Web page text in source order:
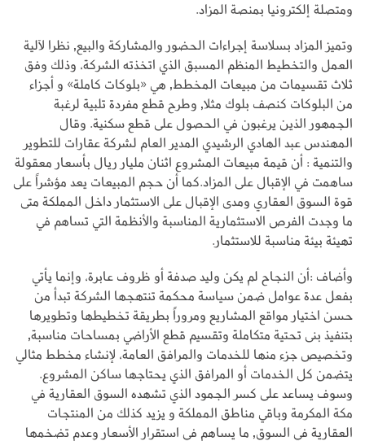
ومتصلة إلكترونيا بمنصة المزاد.
وتميز المزاد بسلاسة إجراءات الحضور والمشاركة والبيع, نظرا لآلية
العمل والتخطيط المنظم المسبق الذي اتخذته الشركة، وذلك وفق
ثلاث تقسيمات من مبيعات المخطط, هي «بلوكات كاملة» و أجزاء
من البلوكات كنصف بلوك مثلا, وطرح قطع مفردة تلبية لرغبة
الجمهور الذين يرغبون في الحصول على قطع سكنية. وقال
المهندس عبد الهادي الرشيدي المدير العام لشركة عقارات للتطوير
والتنمية : أن قيمة مبيعات المشروع اثنان مليار ريال بأسعار معقولة
ساهمت في الإقبال على المزاد.كما أن حجم المبيعات يعد مؤشراً على
قوة السوق العقاري ومدى الإقبال على الاستثمار داخل المملكة متى
ما وجدت الفرص الاستثمارية المناسبة والأنظمة التي تساهم في
تهيئة بيئة مناسبة للاستثمار.
وأضاف :أن النجاح لم يكن وليد صدفة أو ظروف عابرة، وإنما يأتي
بفعل عدة عوامل ضمن سياسة محكمة تنتهجها الشركة تبدأ من
حسن اختيار مواقع المشاريع ومروراً بطريقة تخطيطها وتطويرها
بتنفيذ بنى تحتية متكاملة وتقسيم قطع الأراضي بمساحات مناسبة,
وتخصيص جزء منها للخدمات والمرافق العامة، لإنشاء مخطط مثالي
يتضمن كل الخدمات أو المرافق الذي يحتاجها ساكن المشروع.
وسوف يساعد على كسر الجمود الذي تشهده السوق العقارية في
مكة المكرمة وباقي مناطق المملكة و يزيد كذلك من المنتجات
العقارية في السوق, ما يساهم في استقرار الأسعار وعدم تضخمها